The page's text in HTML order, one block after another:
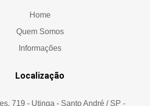
Home
Quem Somos
Informações
Localização
719 - Utinga - Santo André / SP -